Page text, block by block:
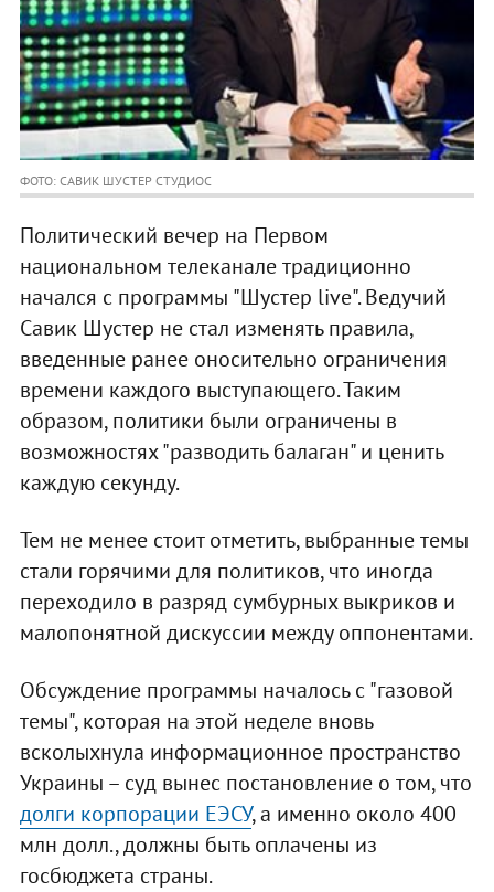
ФОТО: САВИК ШУСТЕР СТУДИОC
Политический вечер на Первом
национальном телеканале традиционно
начался с программы "Шустер live". Ведучий
Савик Шустер не стал изменять правила,
введенные ранее оносительно ограничения
времени каждого выступающего. Таким
образом, политики были ограничены в
возможностях "разводить балаган" и ценить
каждую секунду.
Тем не менее стоит отметить, выбранные темы
стали горячими для политиков, что иногда
переходило в разряд сумбурных выкриков и
малопонятной дискуссии между оппонентами.
Обсуждение программы началось с "газовой
темы", которая на этой неделе вновь
всколыхнула информационное пространство
Украины – суд вынес постановление о том, что
долги корпорации ЕЭСУ, а именно около 400
млн долл., должны быть оплачены из
госбюджета страны.